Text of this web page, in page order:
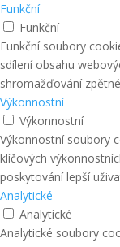
Funkční
Funkční
Funkční soubory
sdílení obsahu
shromažďování
Výkonnostní
Výkonnostní
Výkonnostní soubory
klíčových
poskytování lepší
Analytické
Analytické
Analytické soubory